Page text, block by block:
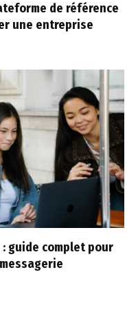
de référence
une entreprise
: guide complet pour